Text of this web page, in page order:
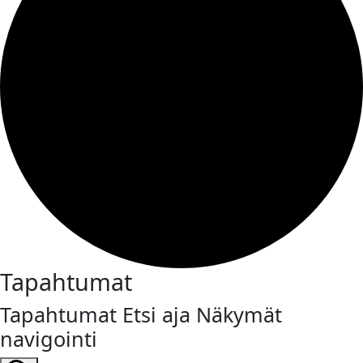
Tapahtumat
Tapahtumat Etsi aja Näkymät
navigointi